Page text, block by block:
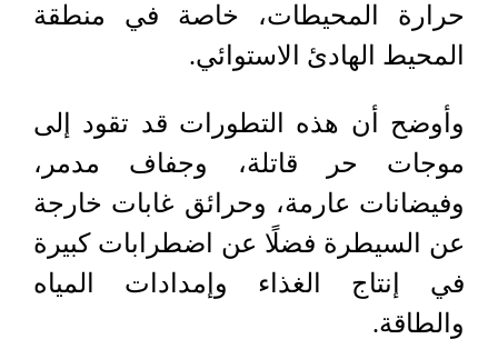
حرارة المحيطات، خاصة في منطقة
المحيط الهادئ الاستوائي.
وأوضح أن هذه التطورات قد تقود إلى
موجات حر قاتلة، وجفاف مدمر،
وفيضانات عارمة، وحرائق غابات خارجة
عن السيطرة فضلًا عن اضطرابات كبيرة
في إنتاج الغذاء وإمدادات المياه
والطاقة.